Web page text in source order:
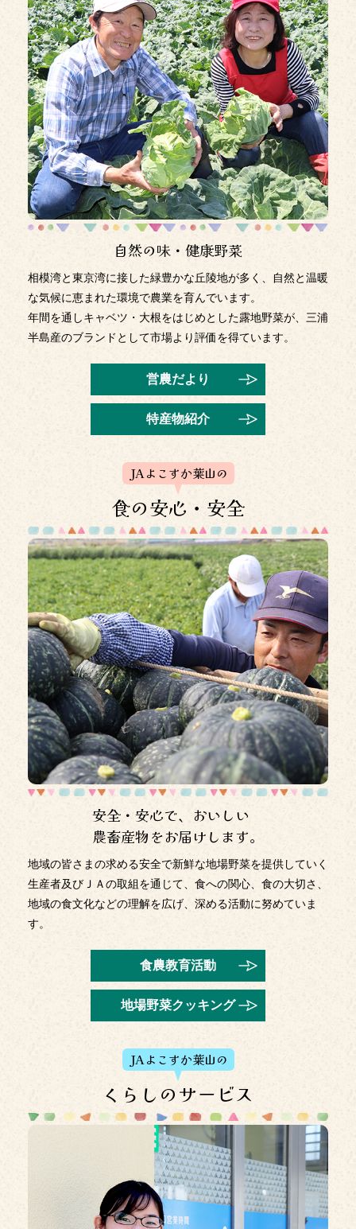
2026年3月13日
投信・国債窓販に関する約款の一部改正について
2026年3月5日
JAネットバンク利用規定の一部改正について
2026年3月3日
特殊詐欺被害の未然防止に向けた取組みについて
2026年2月25日
3月2日（火）より特別金利定期貯金が始まります
2026年2月9日
短期プライムレートの改定について
「JAバンクアプリ プラス利用規定」および「JAバンクア
ＪＡバンクアプリ プラスに関する規定にかかる改正を令和
8年4月20日（月）に予定しています。具体的な改正内容等
については、令和8年3月19日（木）以降にＪＡバンクアプ
リ プラス特設ページ（
https://www.jabank.jp/ja/appplus/index.html
すかなごっそ出張販売のお知らせ
2026年1月13日
貯金規定の一部改正について
2026年1月13日
特殊詐欺被害の未然防止に向けた取組みについて
2026年1月9日
マネロン・金融犯罪対策にかかるトップメッセージ
2025年12月26日
津久井浜観光農園「いちご狩り」開園！
2025年12月26日
年末・年始営業のお知らせ
2025年12月5日
窓口でのカレンダー配布廃止のお知らせ
イベント「農フェス」は終了しました。たくさんのご来場
ありがとうございました！
2025年11月28日
2025年11月26日
整理券事前予約を締め切りました
適用外農薬成分が検出された農産物の発生のお知らせとお
詫び ならびに当該農産物の自主回収について
2025年11月17日
整理券事前予約フォームを公開しました
2025年11月14日
組合員・利用者本位の業務運営に関する取組状況およびＫ
ＰＩ実績値の公表について
自然の味・健康野菜
相模湾と東京湾に接した緑豊かな丘陵地が多く、自然と温暖
な気候に恵まれた環境で農業を育んでいます。
年間を通しキャベツ・大根をはじめとした露地野菜が、三浦
半島産のブランドとして市場より評価を得ています。
営農だより
特産物紹介
JAよこすか葉山の
食の安心・安全
安全・安心で、おいしい
農畜産物をお届けします。
地域の皆さまの求める安全で新鮮な地場野菜を提供していく
生産者及びＪＡの取組を通じて、食への関心、食の大切さ、
地域の食文化などの理解を広げ、深める活動に努めていま
す。
食農教育活動
地場野菜クッキング
JAよこすか葉山の
くらしのサービス